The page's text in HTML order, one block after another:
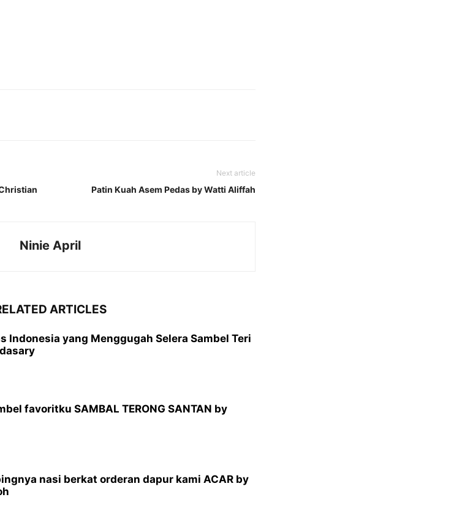
Next article
Patin Kuah Asem Pedas by Watti Aliffah
Ninie April
ARTICLES
Indonesia yang Menggugah Selera Sambel Teri
favoritku SAMBAL TERONG SANTAN by
nasi berkat orderan dapur kami ACAR by